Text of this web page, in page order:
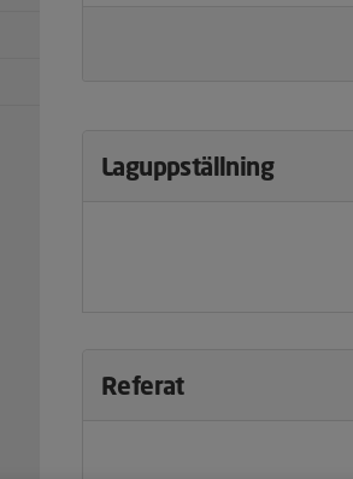
Laguppställning
Referat